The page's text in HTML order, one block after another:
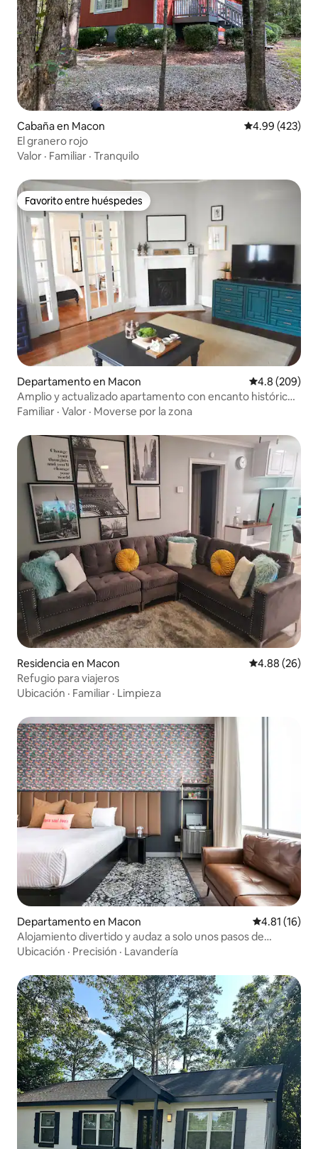
Cabaña en Macon Calificación
4.99 (423)
El granero rojo
Valor · Familiar · Tranquilo
Favorito entre huéspedes
Favorito entre huéspedes
Departamento en Macon Calificación
4.8 (209)
Amplio y actualizado apartamento con encanto histórico
de 1900
Familiar · Valor · Moverse por la zona
Residencia en Macon Calificación
4.88 (26)
Refugio para viajeros
Ubicación · Familiar · Limpieza
Departamento en Macon Calificación
4.81 (16)
Alojamiento divertido y audaz a solo unos pasos de
Capricorn Studios
Ubicación · Precisión · Lavandería